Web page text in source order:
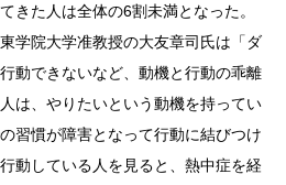
きた人は全体の6割未満となった。
学院大学准教授の大友章司氏は「ダ
動できないなど、動機と行動の乖離
は、やりたいという動機を持ってい
習慣が障害となって行動に結びつけ
動している人を見ると、熱中症を経